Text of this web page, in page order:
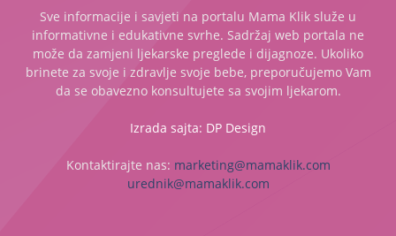
Sve informacije i savjeti na portalu Mama Klik služe u
informativne i edukativne svrhe. Sadržaj web portala ne
može da zamjeni ljekarske preglede i dijagnoze. Ukoliko
brinete za svoje i zdravlje svoje bebe, preporučujemo Vam
da se obavezno konsultujete sa svojim ljekarom.
Izrada sajta: DP Design
Kontaktirajte nas: marketing@mamaklik.com
urednik@mamaklik.com